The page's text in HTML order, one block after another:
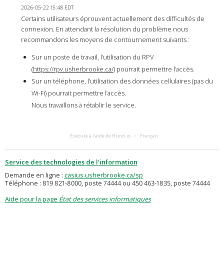
2026-05-22 15:48 EDT
Certains utilisateurs éprouvent actuellement des difficultés de
connexion. En attendant la résolution du problème nous
recommandons les moyens de contournement suivants :
Sur un poste de travail, l’utilisation du RPV
(https://rpv.usherbrooke.ca/) pourrait permettre l’accès.
Sur un téléphone, l’utilisation des données cellulaires (pas du
Wi-Fi) pourrait permettre l’accès.
Nous travaillons à rétablir le service.
Exécuté à l’aide de Hund.io Français
Service des technologies de l'information
Demande en ligne : casius.usherbrooke.ca/sp
Téléphone : 819 821-8000, poste 74444 ou 450 463-1835, poste 74444
Aide pour la page État des services informatiques